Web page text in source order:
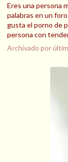
Eres una persona
palabras en un
gusta el porno de
persona con
Archivado por